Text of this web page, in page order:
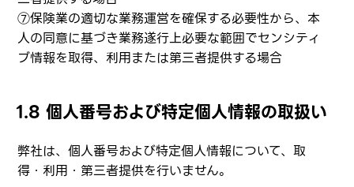
⑦保険業の適切な業務運営を確保する必要性から、本
人の同意に基づき業務遂行上必要な範囲でセンシティ
ブ情報を取得、利用または第三者提供する場合
1.8 個人番号および特定個人情報の取扱い
弊社は、個人番号および特定個人情報について、取
得・利用・第三者提供を行いません。